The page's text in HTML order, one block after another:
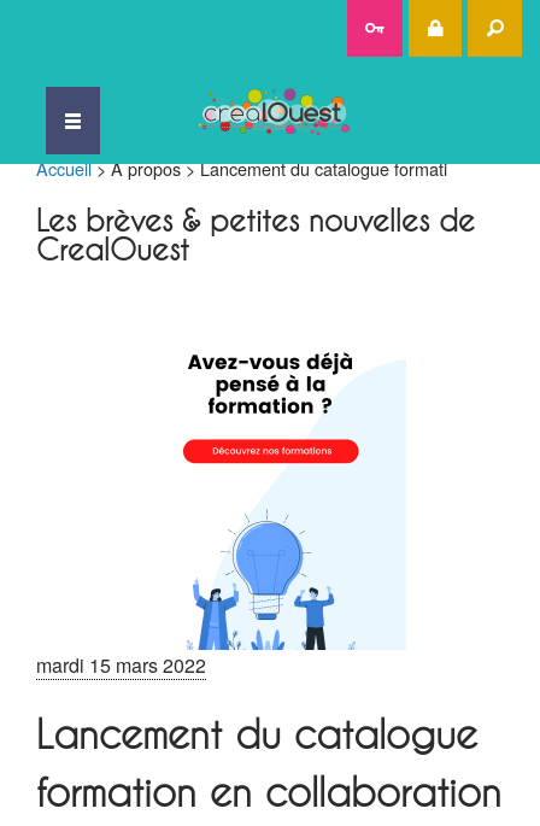
Accueil>A propos>Lancement du catalogue formati
Les brèves & petites nouvelles de
CrealOuest
mardi 15 mars 2022
Lancement du catalogue
formation en collaboration